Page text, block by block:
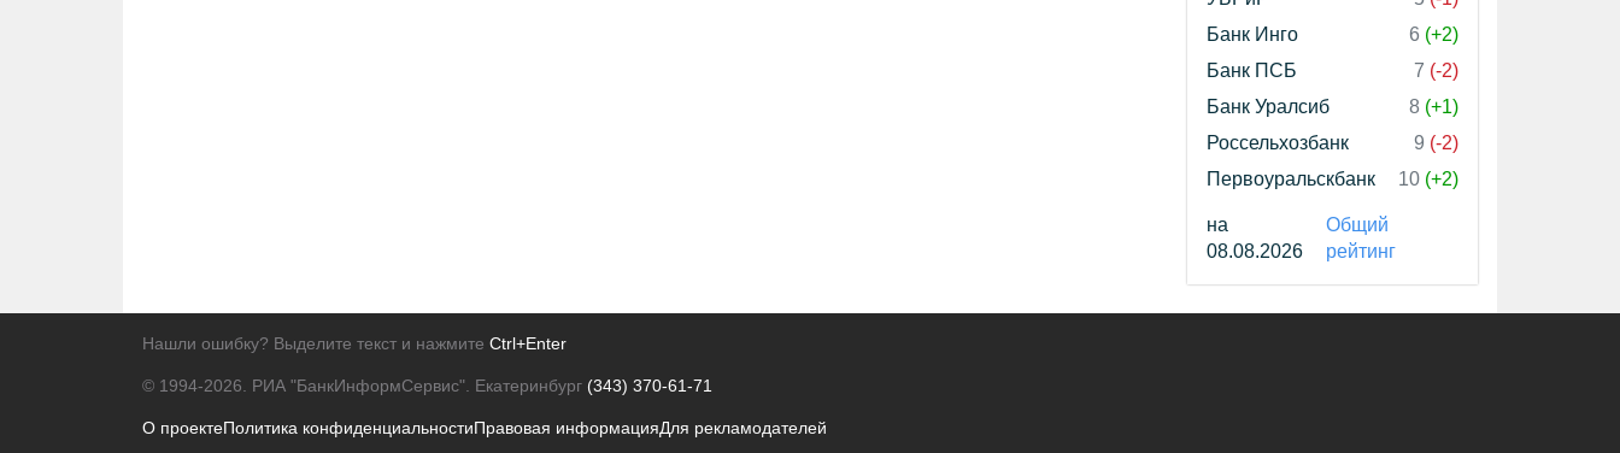
Банк Инго
6 (+2)
Банк ПСБ
7 (-2)
Банк Уралсиб
8 (+1)
Россельхозбанк
9 (-2)
Первоуральскбанк
10 (+2)
на
08.08.2026
Общий
рейтинг
Нашли ошибку? Выделите текст и нажмите Ctrl+Enter
© 1994-2026. РИА "БанкИнформСервис". Екатеринбург (343) 370-61-71
О проектеПолитика конфиденциальностиПравовая информацияДля рекламодателей